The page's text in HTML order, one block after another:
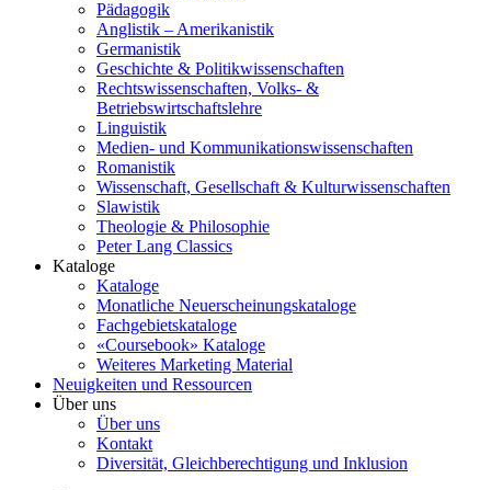
Pädagogik
Anglistik – Amerikanistik
Germanistik
Geschichte & Politikwissenschaften
Rechtswissenschaften, Volks- &
Betriebswirtschaftslehre
Linguistik
Medien- und Kommunikationswissenschaften
Romanistik
Wissenschaft, Gesellschaft & Kulturwissenschaften
Slawistik
Theologie & Philosophie
Peter Lang Classics
Kataloge
Kataloge
Monatliche Neuerscheinungskataloge
Fachgebietskataloge
«Coursebook» Kataloge
Weiteres Marketing Material
Neuigkeiten und Ressourcen
Über uns
Über uns
Kontakt
Diversität, Gleichberechtigung und Inklusion